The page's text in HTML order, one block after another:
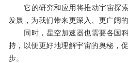
它的研究和应用将推动宇宙探索
发展，为我们带来更深入、更广阔的
同时，星空加速器也需要各国科
持，以便更好地理解宇宙的奥秘，
步。